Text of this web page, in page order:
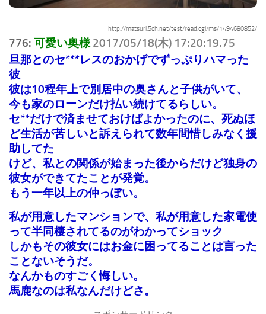
http://matsuri.5ch.net/test/read.cgi/ms/1494680852/
776: 可愛い奥様 2017/05/18(木) 17:20:19.75
旦那とのセ***レスのおかげでずっぷりハマった
彼
彼は10程年上で別居中の奥さんと子供がいて、
今も家のローンだけ払い続けてるらしい。
セ**だけで済ませておけばよかったのに、死ぬほ
ど生活が苦しいと訴えられて数年間惜しみなく援
助してた
けど、私との関係が始まった後からだけど独身の
彼女ができてたことが発覚。
もう一年以上の仲っぽい。
私が用意したマンションで、私が用意した家電使
って半同棲されてるのがわかってショック
しかもその彼女にはお金に困ってることは言った
ことないそうだ。
なんかものすごく悔しい。
馬鹿なのは私なんだけどさ。